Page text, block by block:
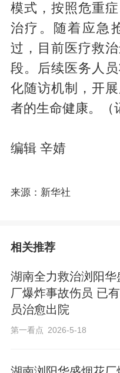
模式，按照危重
治疗。随着应急
过，目前医疗救
段。后续医务人
化随访机制，开
者的生命健康。（
编辑 辛婧
来源：新华社
相关推荐
湖南全力救治浏阳华
厂爆炸事故伤员 已
员治愈出院
第一看点 2026-5-18